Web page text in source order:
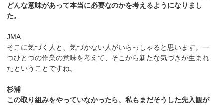
どんな意味があって本当に必要なのかを考えるようになりまし
た。
JMA
そこに気づく人と、気づかない人がいらっしゃると思います。一
つひとつの作業の意味を考えて、そこから新たな気づきが生まれ
たということですね。
杉浦
この取り組みをやっていなかったら、私もまだそうした先入観が